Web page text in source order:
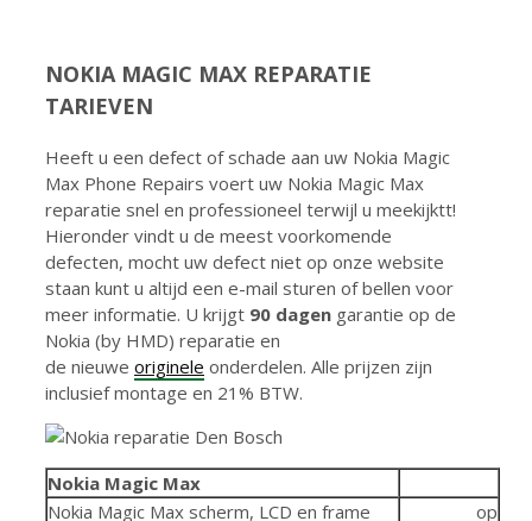
NOKIA MAGIC MAX REPARATIE
TARIEVEN
Heeft u een defect of schade aan uw Nokia Magic
Max Phone Repairs voert uw Nokia Magic Max
reparatie snel en professioneel terwijl u meekijktt!
Hieronder vindt u de meest voorkomende
defecten, mocht uw defect niet op onze website
staan kunt u altijd een e-mail sturen of bellen voor
meer informatie. U krijgt 90 dagen garantie op de
Nokia (by HMD) reparatie en
de nieuwe originele onderdelen. Alle prijzen zijn
inclusief montage en 21% BTW.
Nokia Magic Max
Nokia Magic Max scherm, LCD en frame
op